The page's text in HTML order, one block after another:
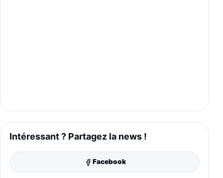
Intéressant ? Partagez la news !
Facebook